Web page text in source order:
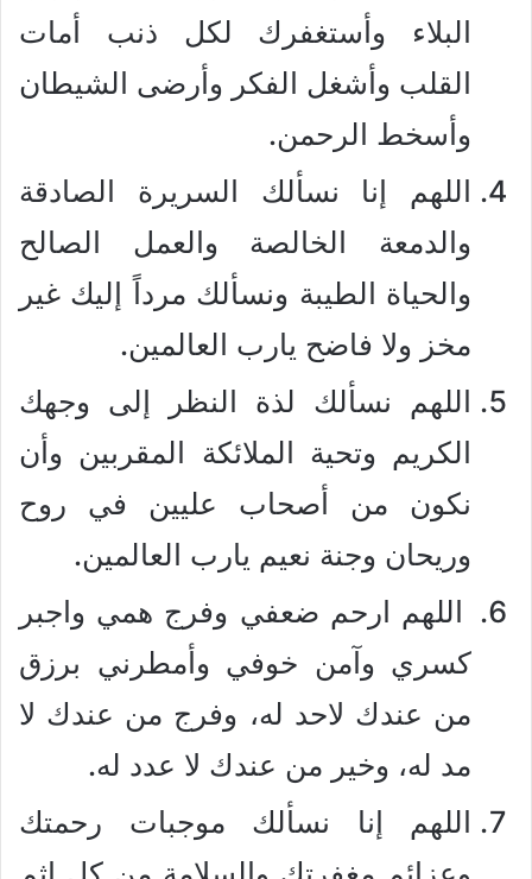
البلاء وأستغفرك لكل ذنب أمات
القلب وأشغل الفكر وأرضى الشيطان
وأسخط الرحمن.
اللهم إنا نسألك السريرة الصادقة
والدمعة الخالصة والعمل الصالح
والحياة الطيبة ونسألك مرداً إليك غير
مخز ولا فاضح يارب العالمين.
اللهم نسألك لذة النظر إلى وجهك
الكريم وتحية الملائكة المقربين وأن
نكون من أصحاب عليين في روح
وريحان وجنة نعيم يارب العالمين.
اللهم ارحم ضعفي وفرج همي واجبر
كسري وآمن خوفي وأمطرني برزق
من عندك لاحد له، وفرج من عندك لا
مد له، وخير من عندك لا عدد له.
اللهم إنا نسألك موجبات رحمتك